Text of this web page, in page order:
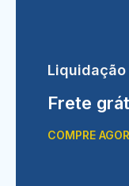
Liquidação
Frete
COMPRE